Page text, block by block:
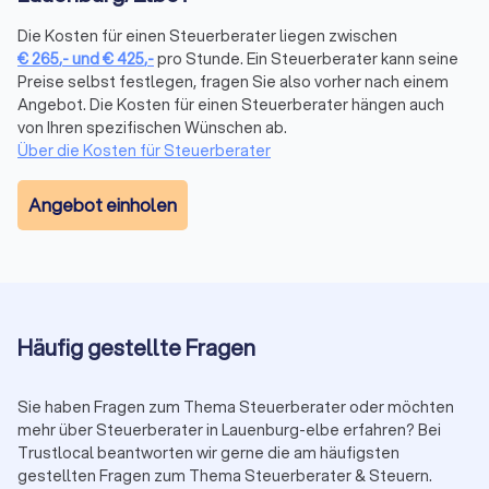
Steuerberaterkammer ist die Grundvoraussetzung. Darüber
hinaus verfügen manche Berater über Zusatzqualifikationen
als Fachberater, etwa für Internationales Steuerrecht,
Unternehmensnachfolge oder spezifische Branchen. Prüfen
Sie, ob eine Spezialisierung zu Ihrer Situation passt.
Trustlocal zeigt Ihnen in den Profilen transparent, welche
Qualifikationen und Schwerpunkte jede Kanzlei mitbringt.
kommt mit Vorschlägen auf Sie zu, weist auf Fristen hin und
zeigt Gestaltungsmöglichkeiten auf. Eine reine Abwicklung
und realistische Einschätzungen zu Ihrer Steuersituation
schaffen Vertrauen.
digitaler Belegübermittlung, zeitgemäßer Software und
angemessene Reaktionszeit auf Anfragen erleichtern die
Zusammenarbeit erheblich.
Die Kosten für einen Steuerberater liegen zwischen
€265,-und€425,-pro Stunde. Ein Steuerberater kann seine
Preise selbst festlegen, fragen Sie also vorher nach einem
Angebot. Die Kosten für einen Steuerberater hängen auch
von Ihren spezifischen Wünschen ab.
Über die Kosten für Steuerberater
Angebot einholen
Häufig gestellte Fragen
Sie haben Fragen zum Thema Steuerberater oder möchten
mehr über Steuerberater in Lauenburg-elbe erfahren? Bei
Trustlocal beantworten wir gerne die am häufigsten
gestellten Fragen zum Thema Steuerberater & Steuern.